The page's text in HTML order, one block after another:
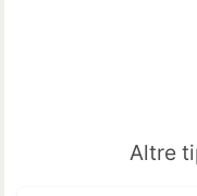
Altre